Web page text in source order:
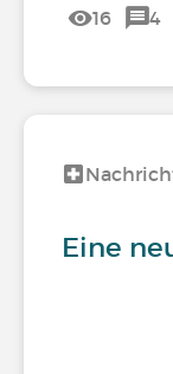
16 4
Eine